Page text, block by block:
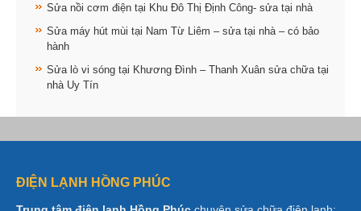
Sửa nồi cơm điện tại Khu Đô Thị Định Công- sửa tại nhà
Sửa máy hút mùi tại Nam Từ Liêm – sửa tại nhà – có bảo
hành
Sửa lò vi sóng tại Khương Đình – Thanh Xuân sửa chữa tại
nhà Uy Tín
ĐIỆN LẠNH HỒNG PHÚC